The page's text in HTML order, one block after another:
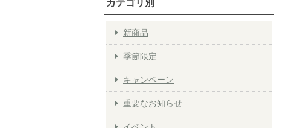
カテゴリ別
新商品
季節限定
キャンペーン
重要なお知らせ